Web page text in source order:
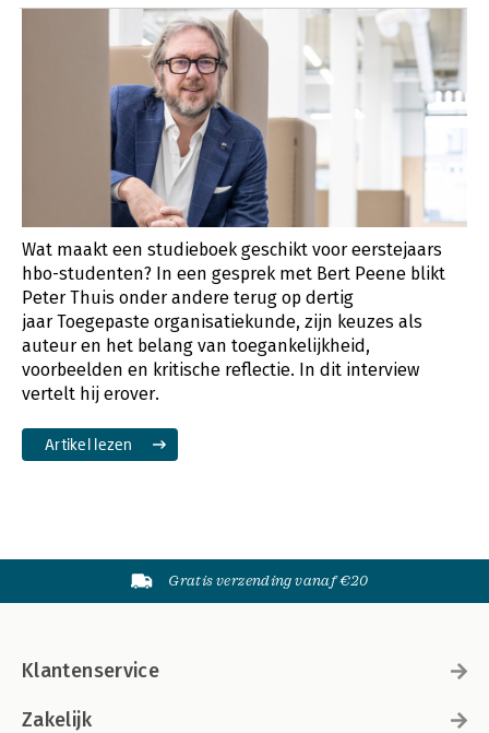
Wat maakt een studieboek geschikt voor eerstejaars
hbo-studenten? In een gesprek met Bert Peene blikt
Peter Thuis onder andere terug op dertig
jaar Toegepaste organisatiekunde, zijn keuzes als
auteur en het belang van toegankelijkheid,
voorbeelden en kritische reflectie. In dit interview
vertelt hij erover.
Artikel lezen
Gratis verzending vanaf €20
Klantenservice
Zakelijk